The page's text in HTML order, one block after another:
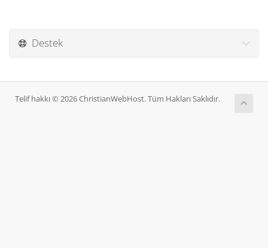
Destek
Telif hakkı © 2026 ChristianWebHost. Tüm Hakları Saklıdır.